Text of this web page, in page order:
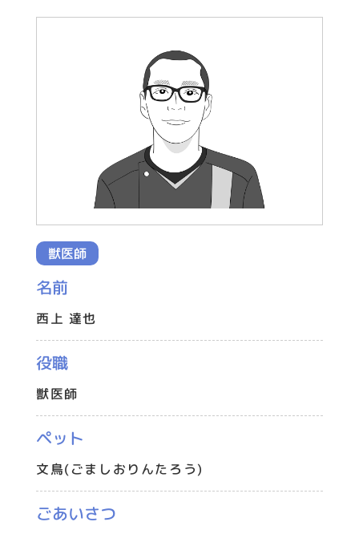
獣医師
名前
西上 達也
役職
獣医師
ペット
文鳥(ごましおりんたろう)
ごあいさつ